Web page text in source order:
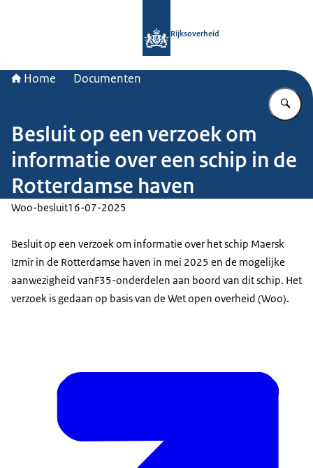
Rijksoverheid
Home Documenten
Besluit op een verzoek om
informatie over een schip in de
Rotterdamse haven
Woo-besluit16-07-2025
Besluit op een verzoek om informatie over het schip Maersk
Izmir in de Rotterdamse haven in mei 2025 en de mogelijke
aanwezigheid vanF35-onderdelen aan boord van dit schip. Het
verzoek is gedaan op basis van de Wet open overheid (Woo).